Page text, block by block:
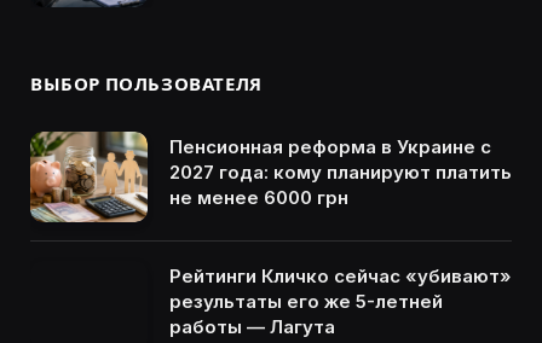
ВЫБОР ПОЛЬЗОВАТЕЛЯ
Пенсионная реформа в Украине с
2027 года: кому планируют платить
не менее 6000 грн
Рейтинги Кличко сейчас «убивают»
результаты его же 5-летней
работы — Лагута